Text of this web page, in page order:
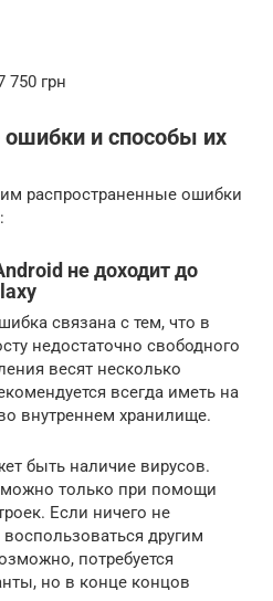
750 грн
и способы их
распространенные ошибки
не доходит до
связана с тем, что в
недостаточно свободного
весят несколько
всегда иметь на
внутреннем хранилище.
быть наличие вирусов.
можно только при помощи
Если ничего не
другим
потребуется
но в конце концов